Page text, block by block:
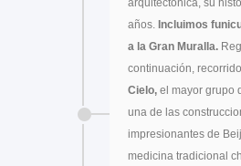
años. Incluimos
a la Gran Muralla.
continuación,
Cielo, el mayor grupo
una de las
impresionantes de
medicina tradicional